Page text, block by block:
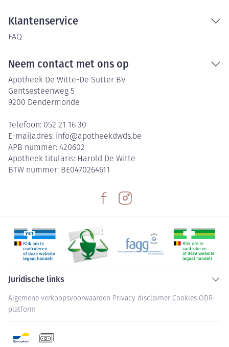
Klantenservice
FAQ
Neem contact met ons op
Apotheek De Witte-De Sutter BV
Gentsesteenweg 5
9200 Dendermonde
Telefoon: 052 21 16 30
E-mailadres: info@apotheekdwds.be
APB nummer: 420602
Apotheek titularis: Harold De Witte
BTW nummer: BE0470264611
Juridische links
Algemene verkoopsvoorwaarden Privacy disclaimer Cookies ODR-
platform